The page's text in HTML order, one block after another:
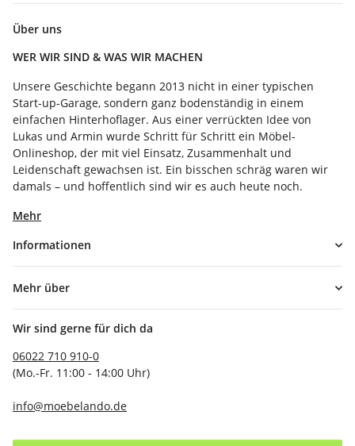
Über uns
WER WIR SIND & WAS WIR MACHEN
Unsere Geschichte begann 2013 nicht in einer typischen
Start-up-Garage, sondern ganz bodenständig in einem
einfachen Hinterhoflager. Aus einer verrückten Idee von
Lukas und Armin wurde Schritt für Schritt ein Möbel-
Onlineshop, der mit viel Einsatz, Zusammenhalt und
Leidenschaft gewachsen ist. Ein bisschen schräg waren wir
damals – und hoffentlich sind wir es auch heute noch.
Mehr
Informationen
Mehr über
Wir sind gerne für dich da
06022 710 910-0
(Mo.-Fr. 11:00 - 14:00 Uhr)
info@moebelando.de